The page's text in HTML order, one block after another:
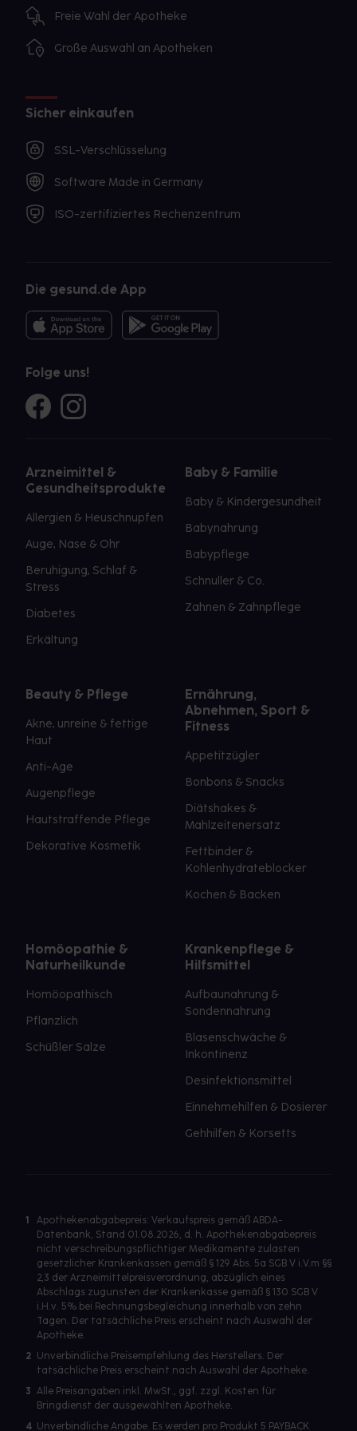
Freie Wahl der Apotheke
Große Auswahl an Apotheken
Sicher einkaufen
SSL-Verschlüsselung
Software Made in Germany
ISO-zertifiziertes Rechenzentrum
Die gesund.de App
Folge uns!
Arzneimittel &
Gesundheitsprodukte
Allergien & Heuschnupfen
Auge, Nase & Ohr
Beruhigung, Schlaf &
Stress
Diabetes
Erkältung
Baby & Familie
Baby & Kindergesundheit
Babynahrung
Babypflege
Schnuller & Co.
Zahnen & Zahnpflege
Beauty & Pflege
Akne, unreine & fettige
Haut
Anti-Age
Augenpflege
Hautstraffende Pflege
Dekorative Kosmetik
Ernährung,
Abnehmen, Sport &
Fitness
Appetitzügler
Bonbons & Snacks
Diätshakes &
Mahlzeitenersatz
Fettbinder &
Kohlenhydrateblocker
Kochen & Backen
Homöopathie &
Naturheilkunde
Homöopathisch
Pflanzlich
Schüßler Salze
Krankenpflege &
Hilfsmittel
Aufbaunahrung &
Sondennahrung
Blasenschwäche &
Inkontinenz
Desinfektionsmittel
Einnehmehilfen & Dosierer
Gehhilfen & Korsetts
1
Apothekenabgabepreis: Verkaufspreis gemäß ABDA-
Datenbank, Stand 01.08.2026, d. h. Apothekenabgabepreis
nicht verschreibungspflichtiger Medikamente zulasten
gesetzlicher Krankenkassen gemäß § 129 Abs. 5a SGB V i.V.m §§
2,3 der Arzneimittelpreisverordnung, abzüglich eines
Abschlags zugunsten der Krankenkasse gemäß § 130 SGB V
i.H.v. 5% bei Rechnungsbegleichung innerhalb von zehn
Tagen. Der tatsächliche Preis erscheint nach Auswahl der
Apotheke.
2 Unverbindliche Preisempfehlung des Herstellers. Der
tatsächliche Preis erscheint nach Auswahl der Apotheke.
3 Alle Preisangaben inkl. MwSt., ggf. zzgl. Kosten für
Bringdienst der ausgewählten Apotheke.
4 Unverbindliche Angabe. Es werden pro Produkt 5 PAYBACK